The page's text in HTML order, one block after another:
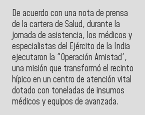
De acuerdo con una nota de prensa
de la cartera de Salud, durante la
jornada de asistencia, los médicos y
especialistas del Ejército de la India
ejecutaron la "Operación Amistad',
una misión que transformó el recinto
hípico en un centro de atención vital
dotado con toneladas de insumos
médicos y equipos de avanzada.